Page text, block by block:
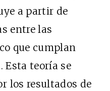
a partir de
entre las
que cumplan
Esta teoría se
los resultados de